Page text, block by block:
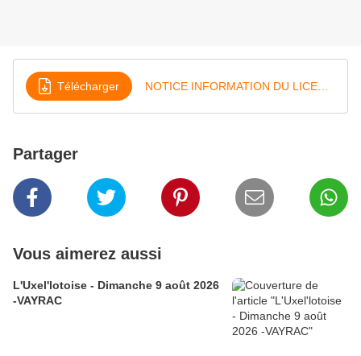
Télécharger
Partager
Vous aimerez aussi
L'Uxel'lotoise - Dimanche 9 août 2026
-VAYRAC